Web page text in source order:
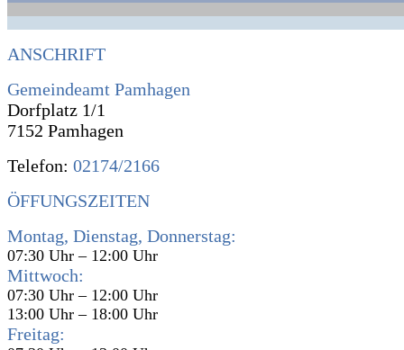
ANSCHRIFT
Gemeindeamt Pamhagen
Dorfplatz 1/1
7152 Pamhagen
Telefon: 02174/2166
ÖFFUNGSZEITEN
Montag, Dienstag, Donnerstag:
07:30 Uhr – 12:00 Uhr
Mittwoch:
07:30 Uhr – 12:00 Uhr
13:00 Uhr – 18:00 Uhr
Freitag: